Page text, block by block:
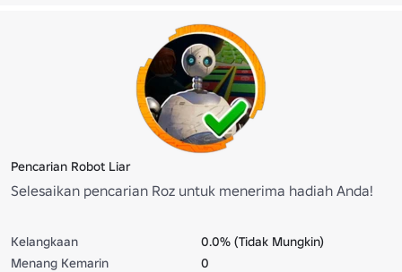
Pencarian Robot Liar
Selesaikan pencarian Roz untuk menerima hadiah Anda!
Kelangkaan
0.0% (Tidak Mungkin)
Menang Kemarin
0